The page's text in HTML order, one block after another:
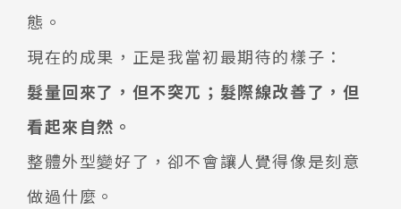
態。
現在的成果，正是我當初最期待的樣子：
髮量回來了，但不突兀；髮際線改善了，但
看起來自然。
整體外型變好了，卻不會讓人覺得像是刻意
做過什麼。